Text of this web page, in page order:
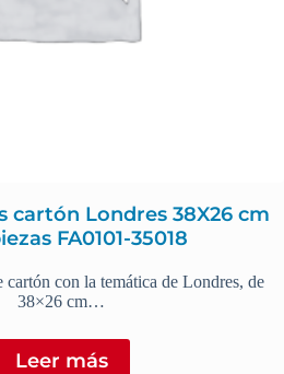
cartón Londres 38X26 cm
FA0101-35018
cartón con la temática de Londres, de
38×26 cm…
Leer más